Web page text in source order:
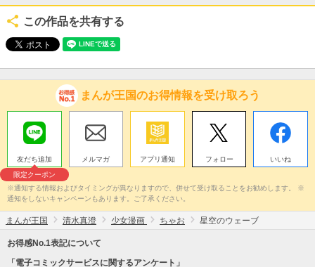
この作品を共有する
まんが王国のお得情報を受け取ろう
友だち追加
限定クーポン
メルマガ アプリ通知 フォロー いいね
※通知する情報およびタイミングが異なりますので、併せて受け取ることをお勧めします。 ※
通知をしないキャンペーンもあります。ご了承ください。
まんが王国 清水真澄 少女漫画 ちゃお 星空のウェーブ
お得感No.1表記について
「電子コミックサービスに関するアンケート」